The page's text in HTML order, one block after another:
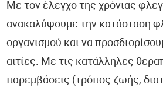
Με τον έλεγχο της χρόνιας
ανακαλύψουμε την κατάσταση
οργανισμού και να
αιτίες. Με τις κατάλληλες
παρεμβάσεις (τρόπος ζωής,